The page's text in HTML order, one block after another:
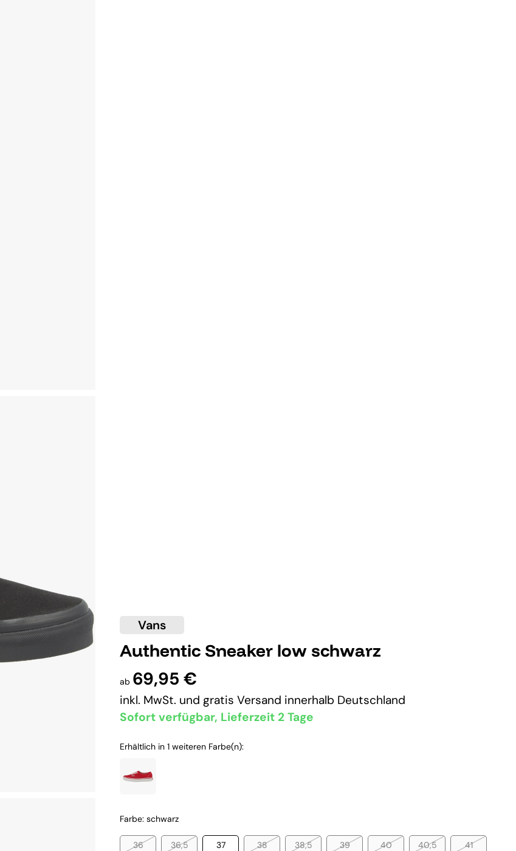
Vans
Authentic Sneaker low schwarz
ab 69,95 €
inkl. MwSt. und gratis Versand innerhalb Deutschland
Sofort verfügbar, Lieferzeit 2 Tage
Erhältlich in 1 weiteren Farbe(n):
Farbe: schwarz
36 36,5 37 38 38,5 39 40 40,5 41